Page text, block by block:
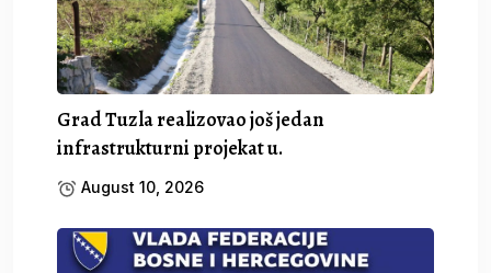
Grad Tuzla realizovao još jedan
infrastrukturni projekat u.
August 10, 2026